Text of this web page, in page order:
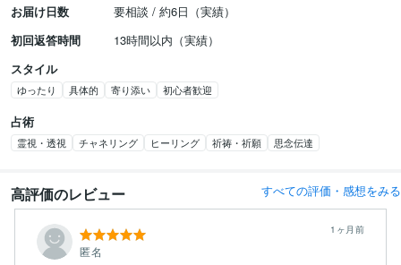
お届け日数
要相談 / 約6日（実績）
初回返答時間
13時間以内（実績）
スタイル
ゆったり 具体的 寄り添い 初心者歓迎
占術
霊視・透視 チャネリング ヒーリング 祈祷・祈願 思念伝達
高評価のレビュー すべての評価・感想をみる
匿名
1ヶ月前